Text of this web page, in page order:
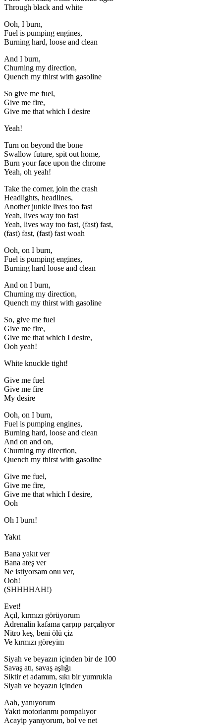
Through black and white
Ooh, I burn,
Fuel is pumping engines,
Burning hard, loose and clean
And I burn,
Churning my direction,
Quench my thirst with gasoline
So give me fuel,
Give me fire,
Give me that which I desire
Yeah!
Turn on beyond the bone
Swallow future, spit out home,
Burn your face upon the chrome
Yeah, oh yeah!
Take the corner, join the crash
Headlights, headlines,
Another junkie lives too fast
Yeah, lives way too fast
Yeah, lives way too fast, (fast) fast,
(fast) fast, (fast) fast woah
Ooh, on I burn,
Fuel is pumping engines,
Burning hard loose and clean
And on I burn,
Churning my direction,
Quench my thirst with gasoline
So, give me fuel
Give me fire,
Give me that which I desire,
Ooh yeah!
White knuckle tight!
Give me fuel
Give me fire
My desire
Ooh, on I burn,
Fuel is pumping engines,
Burning hard, loose and clean
And on and on,
Churning my direction,
Quench my thirst with gasoline
Give me fuel,
Give me fire,
Give me that which I desire,
Ooh
Oh I burn!
Yakıt
Bana yakıt ver
Bana ateş ver
Ne istiyorsam onu ver,
Ooh!
(SHHHHAH!)
Evet!
Açıl, kırmızı görüyorum
Adrenalin kafama çarpıp parçalıyor
Nitro keş, beni ölü çiz
Ve kırmızı göreyim
Siyah ve beyazın içinden bir de 100
Savaş atı, savaş aşlığı
Siktir et adamım, sıkı bir yumrukla
Siyah ve beyazın içinden
Aah, yanıyorum
Yakıt motorlarımı pompalıyor
Acayip yanıyorum, bol ve net